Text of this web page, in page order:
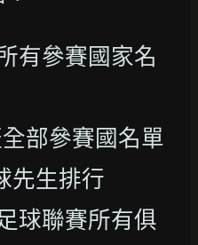
有參賽國家名
部參賽國名單
先生排行
球聯賽所有俱